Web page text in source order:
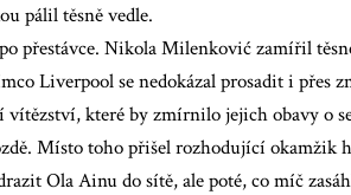
pálil těsně vedle.
přestávce. Nikola Milenković zamířil
Liverpool se nedokázal prosadit i přes
vítězství, které by zmírnilo jejich obavy o
Místo toho přišel rozhodující okamžik
Ola Ainu do sítě, ale poté, co míč